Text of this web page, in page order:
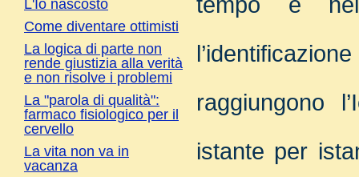
raggiungono
istante per
L'Io nascosto
Come diventare ottimisti
La logica di parte non
rende giustizia alla verità
e non risolve i problemi
La "parola di qualità":
farmaco fisiologico per il
cervello
La vita non va in
vacanza